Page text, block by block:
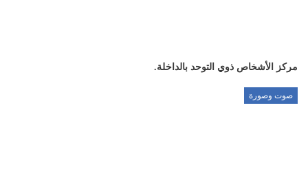
مركز الأشخاص ذوي التوحد بالداخلة.
صوت وصورة